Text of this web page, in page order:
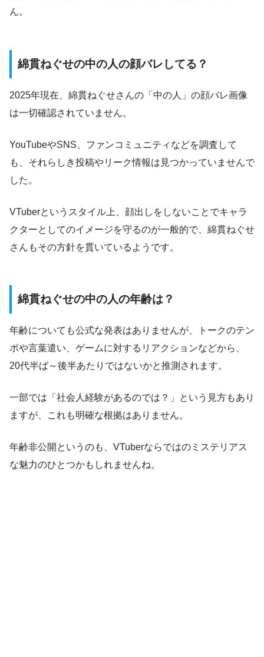
ん。
綿貫ねぐせの中の人の顔バレしてる？
2025年現在、綿貫ねぐせさんの「中の人」の顔バレ画像
は一切確認されていません。
YouTubeやSNS、ファンコミュニティなどを調査して
も、それらしき投稿やリーク情報は見つかっていませんで
した。
VTuberというスタイル上、顔出しをしないことでキャラ
クターとしてのイメージを守るのが一般的で、綿貫ねぐせ
さんもその方針を貫いているようです。
綿貫ねぐせの中の人の年齢は？
年齢についても公式な発表はありませんが、トークのテン
ポや言葉遣い、ゲームに対するリアクションなどから、
20代半ば～後半あたりではないかと推測されます。
一部では「社会人経験があるのでは？」という見方もあり
ますが、これも明確な根拠はありません。
年齢非公開というのも、VTuberならではのミステリアス
な魅力のひとつかもしれませんね。